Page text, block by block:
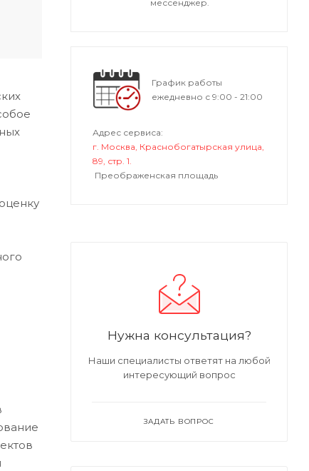
мессенджер.
График работы
ежедневно с 9:00 - 21:00
Адрес сервиса:
г. Москва, Краснобогатырская улица,
89, стр. 1.
Преображенская площадь
Нужна консультация?
Наши специалисты ответят на любой
интересующий вопрос
ЗАДАТЬ ВОПРОС